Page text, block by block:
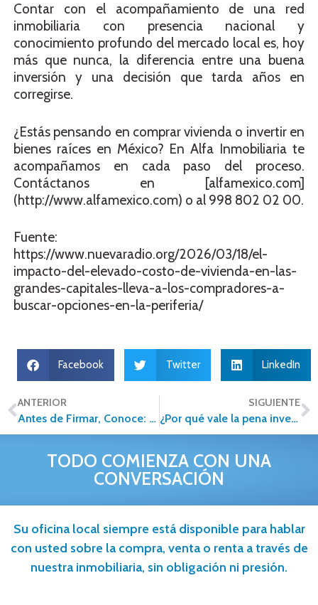
Contar con el acompañamiento de una red
inmobiliaria con presencia nacional y
conocimiento profundo del mercado local es, hoy
más que nunca, la diferencia entre una buena
inversión y una decisión que tarda años en
corregirse.
¿Estás pensando en comprar vivienda o invertir en
bienes raíces en México? En Alfa Inmobiliaria te
acompañamos en cada paso del proceso.
Contáctanos en [alfamexico.com]
(http://www.alfamexico.com) o al 998 802 02 00.
Fuente:
https://www.nuevaradio.org/2026/03/18/el-
impacto-del-elevado-costo-de-vivienda-en-las-
grandes-capitales-lleva-a-los-compradores-a-
buscar-opciones-en-la-periferia/
Facebook Twitter LinkedIn
ANTERIOR
Antes de Firmar, Conoce: Los Términos Inmobiliarios que Pueden Salvar (o Arruinar) tu Inversión
SIGUIENTE
¿Por qué vale la pena invertir en una franquicia Alfa en 2026?
TODO COMIENZA CON UNA
CONVERSACIÓN
Su oficina local siempre está disponible para hablar
con usted sobre la compra, venta o renta a través de
nuestra inmobiliaria, sin obligación ni presión.